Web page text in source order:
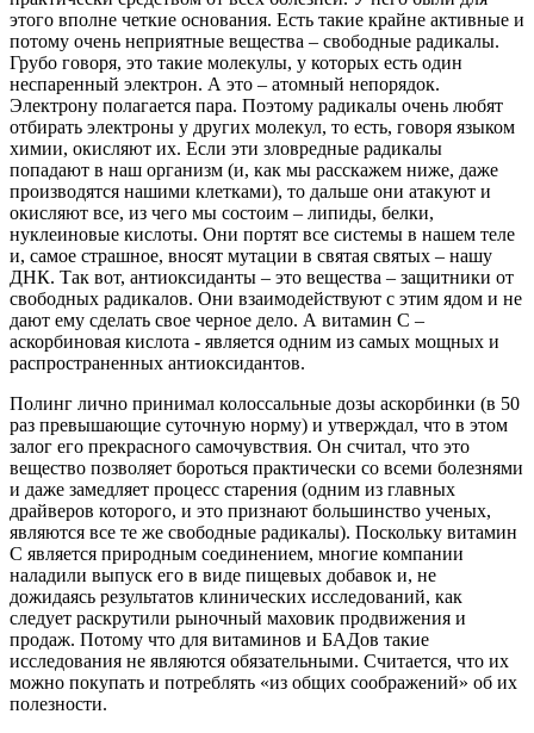
этого вполне четкие основания. Есть такие крайне активные и
потому очень неприятные вещества – свободные радикалы.
Грубо говоря, это такие молекулы, у которых есть один
неспаренный электрон. А это – атомный непорядок.
Электрону полагается пара. Поэтому радикалы очень любят
отбирать электроны у других молекул, то есть, говоря языком
химии, окисляют их. Если эти зловредные радикалы
попадают в наш организм (и, как мы расскажем ниже, даже
производятся нашими клетками), то дальше они атакуют и
окисляют все, из чего мы состоим – липиды, белки,
нуклеиновые кислоты. Они портят все системы в нашем теле
и, самое страшное, вносят мутации в святая святых – нашу
ДНК. Так вот, антиоксиданты – это вещества – защитники от
свободных радикалов. Они взаимодействуют с этим ядом и не
дают ему сделать свое черное дело. А витамин С –
аскорбиновая кислота - является одним из самых мощных и
распространенных антиоксидантов.
Полинг лично принимал колоссальные дозы аскорбинки (в 50
раз превышающие суточную норму) и утверждал, что в этом
залог его прекрасного самочувствия. Он считал, что это
вещество позволяет бороться практически со всеми болезнями
и даже замедляет процесс старения (одним из главных
драйверов которого, и это признают большинство ученых,
являются все те же свободные радикалы). Поскольку витамин
С является природным соединением, многие компании
наладили выпуск его в виде пищевых добавок и, не
дожидаясь результатов клинических исследований, как
следует раскрутили рыночный маховик продвижения и
продаж. Потому что для витаминов и БАДов такие
исследования не являются обязательными. Считается, что их
можно покупать и потреблять «из общих соображений» об их
полезности.